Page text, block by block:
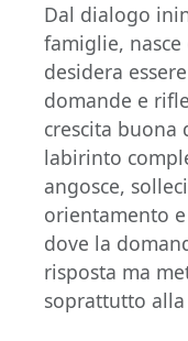
Dal dialogo
famiglie,
desidera
domande e
crescita buona
labirinto
angosce,
orientamento
dove la
risposta ma
soprattutto